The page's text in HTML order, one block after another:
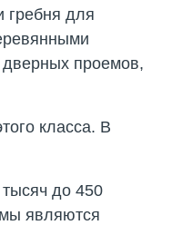
гребня для
дверных проемов,
класса. В
до 450
являются